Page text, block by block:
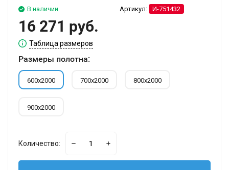
Артикул: И-751432
В наличии
16 271 руб.
Таблица размеров
Размеры полотна:
600х2000 700х2000 800х2000
900х2000
Количество: